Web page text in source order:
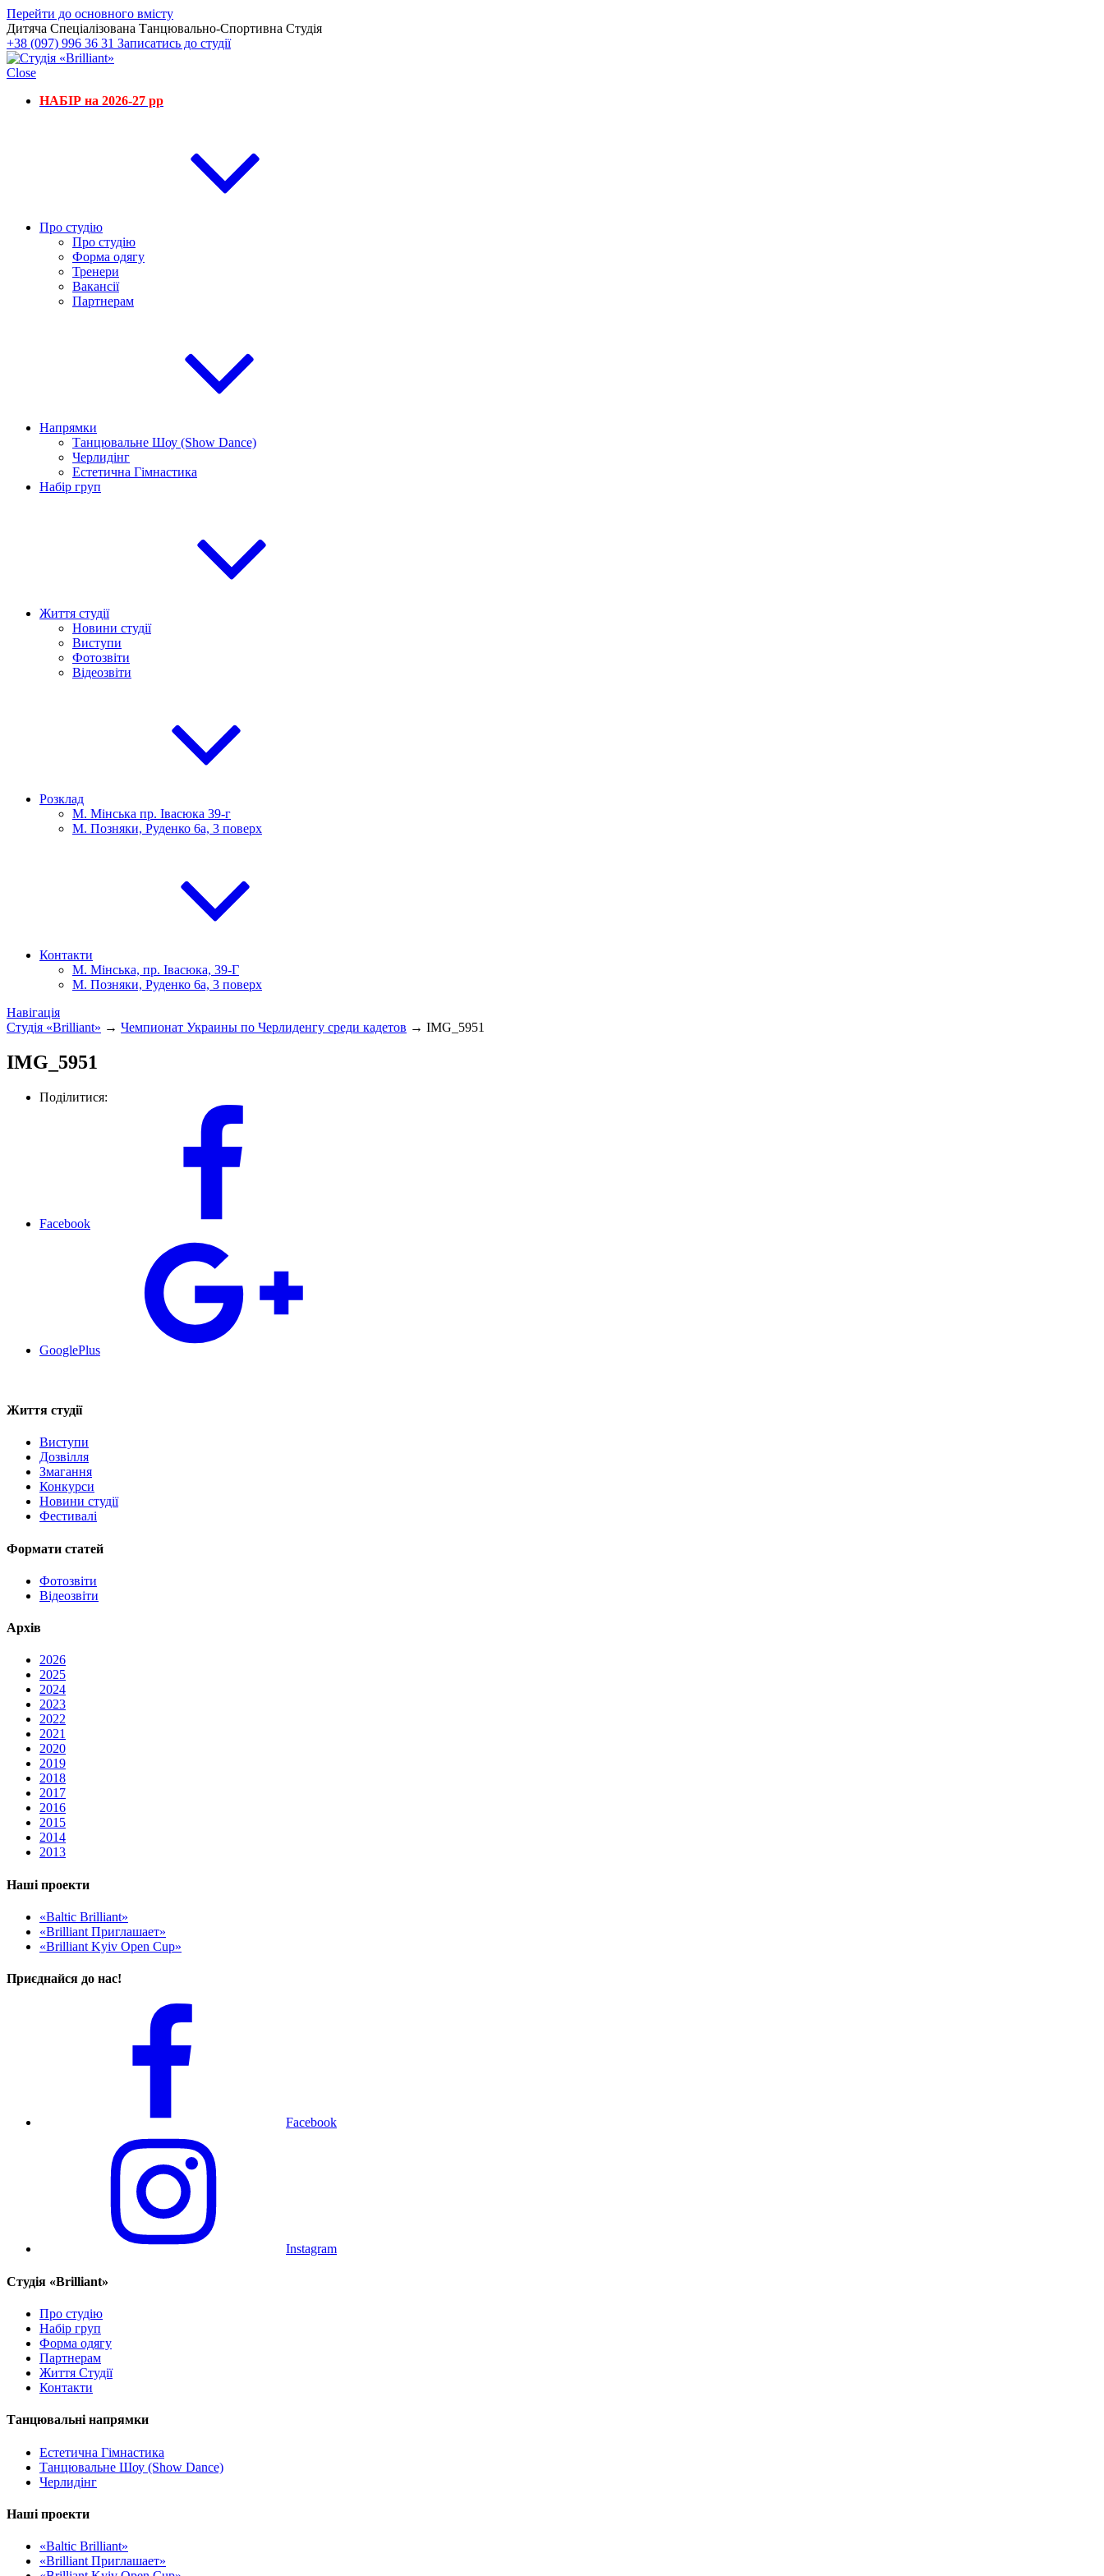
Перейти до основного вмісту
Дитяча Спеціалізована Танцювально-Спортивна Студія
+38 (097) 996 36 31 Записатись до студії
Close
НАБІР на 2026-27 рр
Про студію
Про студію
Форма одягу
Тренери
Вакансії
Партнерам
Напрямки
Танцювальне Шоу (Show Dance)
Черлидінг
Естетична Гімнастика
Набір груп
Життя студії
Новини студії
Виступи
Фотозвіти
Відеозвіти
Розклад
М. Мінська пр. Івасюка 39-г
М. Позняки, Руденко 6а, 3 поверх
Контакти
М. Мінська, пр. Івасюка, 39-Г
М. Позняки, Руденко 6а, 3 поверх
Навігація
Студія «Brilliant» → Чемпионат Украины по Черлиденгу среди кадетов → IMG_5951
IMG_5951
Поділитися:
Facebook
GooglePlus
Життя студії
Виступи
Дозвілля
Змагання
Конкурси
Новини студії
Фестивалі
Формати статей
Фотозвіти
Відеозвіти
Архів
2026
2025
2024
2023
2022
2021
2020
2019
2018
2017
2016
2015
2014
2013
Наші проекти
«Baltic Brilliant»
«Brilliant Приглашает»
«Brilliant Kyiv Open Cup»
Приєднайся до нас!
Facebook
Instagram
Cтудія «Brilliant»
Про студію
Набір груп
Форма одягу
Партнерам
Життя Студії
Контакти
Танцювальні напрямки
Естетична Гімнастика
Танцювальне Шоу (Show Dance)
Черлидінг
Наші проекти
«Baltic Brilliant»
«Brilliant Приглашает»